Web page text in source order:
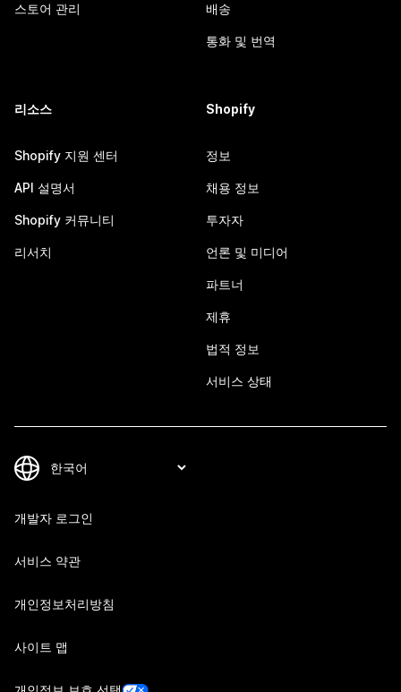
스토어 관리 배송
통화 및 번역
리소스
Shopify 지원 센터
API 설명서
Shopify 커뮤니티
리서치
Shopify
정보
채용 정보
투자자
언론 및 미디어
파트너
제휴
법적 정보
서비스 상태
개발자 로그인
서비스 약관
개인정보처리방침
사이트 맵